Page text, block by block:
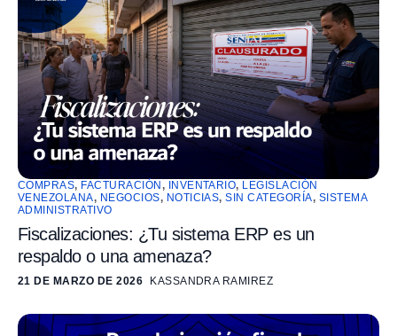
COMPRAS, FACTURACIÓN , INVENTARIO, LEGISLACIÓN
VENEZOLANA, NEGOCIOS, NOTICIAS,SIN CATEGORÍA, SISTEMA
ADMINISTRATIVO
Fiscalizaciones: ¿Tu sistema ERP es un
respaldo o una amenaza?
21 DE MARZO DE 2026 KASSANDRA RAMIREZ